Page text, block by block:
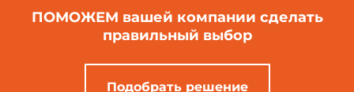
ПОМОЖЕМ вашей компании сделать
правильный выбор
Подобрать решение